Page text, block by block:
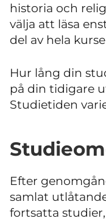
historia och
välja att läsa
del av hela
Hur lång din
på din tidigare
Studietiden
Efter
samlat
fortsatta